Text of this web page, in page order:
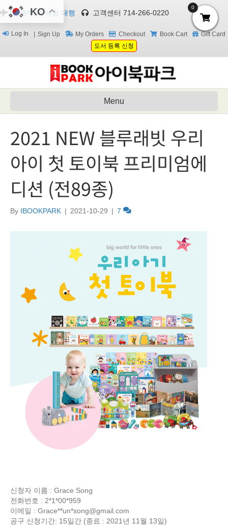
한국/미국 배송 대행 고객센터 714-266-0220
Log In Sign Up My Orders Checkout Book Cart
Gift Card
도서 등록 신청
Menu
2021 NEW 블루래빗 우리
아이 첫 토이북 프리미엄에
디션 (전89종)
By IBOOKPARK | 2021-10-29 | 7
신청자 이름 : Grace Song
전화번호 : 2*1*00*959
이메일 : Grace**un*song@gmail.com
공구 신청기간: 15일간 (종료 : 2021년 11월 13일)
KO 0